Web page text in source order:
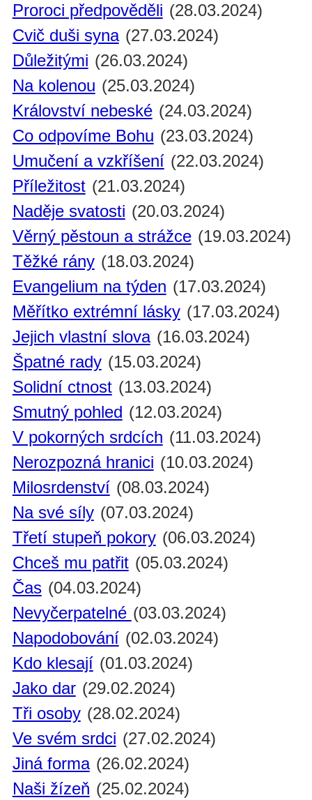
Proroci předpověděli (28.03.2024)
Cvič duši syna (27.03.2024)
Důležitými (26.03.2024)
Na kolenou (25.03.2024)
Království nebeské (24.03.2024)
Co odpovíme Bohu (23.03.2024)
Umučení a vzkříšení (22.03.2024)
Příležitost (21.03.2024)
Naděje svatosti (20.03.2024)
Věrný pěstoun a strážce (19.03.2024)
Těžké rány (18.03.2024)
Evangelium na týden (17.03.2024)
Měřítko extrémní lásky (17.03.2024)
Jejich vlastní slova (16.03.2024)
Špatné rady (15.03.2024)
Solidní ctnost (13.03.2024)
Smutný pohled (12.03.2024)
V pokorných srdcích (11.03.2024)
Nerozpozná hranici (10.03.2024)
Milosrdenství (08.03.2024)
Na své síly (07.03.2024)
Třetí stupeň pokory (06.03.2024)
Chceš mu patřit (05.03.2024)
Čas (04.03.2024)
Nevyčerpatelné (03.03.2024)
Napodobování (02.03.2024)
Kdo klesají (01.03.2024)
Jako dar (29.02.2024)
Tři osoby (28.02.2024)
Ve svém srdci (27.02.2024)
Jiná forma (26.02.2024)
Naši žízeň (25.02.2024)